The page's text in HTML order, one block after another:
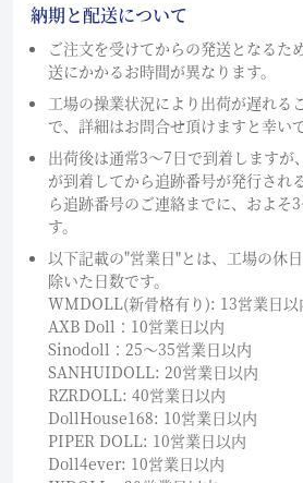
納期と配送について
ご注文を受けてからの発送となるた
送にかかるお時間が異なります。
工場の操業状況により出荷が遅れる
で、詳細はお問合せ頂けますと幸いで
出荷後は通常3～7日で到着しますが
が到着してから追跡番号が発行され
ら追跡番号のご連絡までに、およそ
す。
以下記載の"営業日"とは、工場の休
除いた日数です。
WMDOLL(新骨格有り): 13営業日以
AXB Doll：10営業日以内
Sinodoll：25〜35営業日以内
SANHUIDOLL: 20営業日以内
RZRDOLL: 40営業日以内
DollHouse168: 10営業日以内
PIPER DOLL: 10営業日以内
Doll4ever: 10営業日以内